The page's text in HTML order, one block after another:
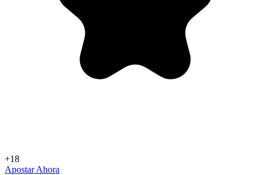
+18
Apostar Ahora